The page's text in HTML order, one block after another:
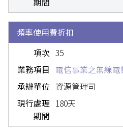
頻率使用費折扣
35
電信事業之無線
資源管理司
180天